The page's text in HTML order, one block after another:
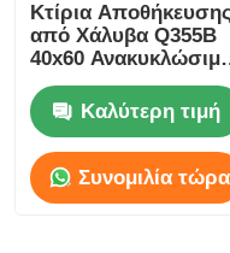
Πτηνοτροφείο από
Πολυώροφη
Βιομηχανική
Κτίρια Αποθήκευσης
από Χάλυβα Q355B
40x60
Προσαρμοσμένα
Καλύτερη τιμή
Συνομιλία τώρα